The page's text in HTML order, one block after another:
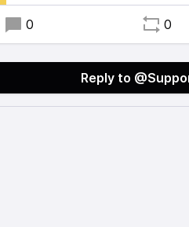
0 0
Reply to